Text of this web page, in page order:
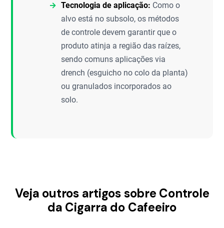
Tecnologia de aplicação: Como o
alvo está no subsolo, os métodos
de controle devem garantir que o
produto atinja a região das raízes,
sendo comuns aplicações via
drench (esguicho no colo da planta)
ou granulados incorporados ao
solo.
Veja outros artigos sobre Controle
da Cigarra do Cafeeiro